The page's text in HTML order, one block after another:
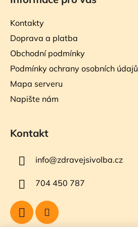
Kontakty
Doprava a platba
Obchodní podmínky
Podmínky ochrany osobních údajů
Mapa serveru
Napište nám
Kontakt
info@zdravejsivolba.cz
704 450 787